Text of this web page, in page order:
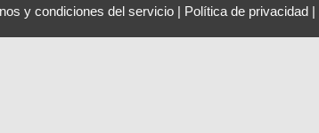
y condiciones del servicio | Política de privacidad |